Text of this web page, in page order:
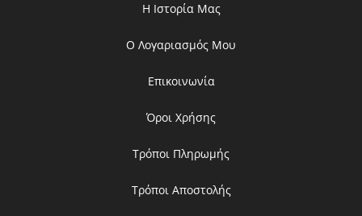
Η Ιστορία Μας
Ο Λογαριασμός Μου
Επικοινωνία
Όροι Χρήσης
Τρόποι Πληρωμής
Τρόποι Αποστολής